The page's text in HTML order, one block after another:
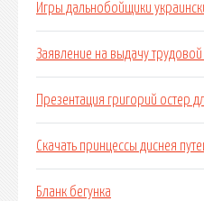
Игры дальнобойщики
Заявление на выдачу
Презентация григорий остер
Скачать принцессы диснея
Бланк бегунка